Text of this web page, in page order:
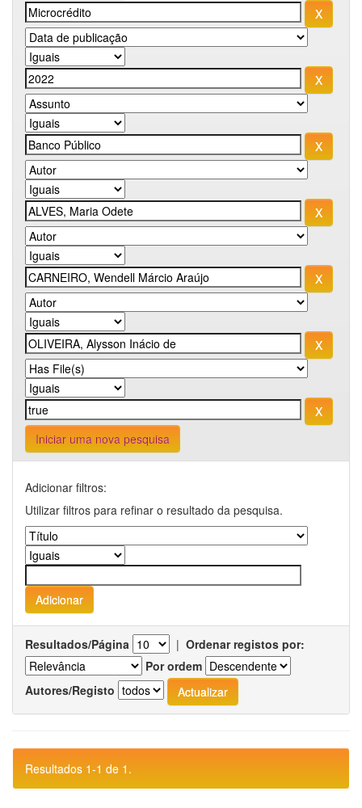
Iniciar uma nova pesquisa
Adicionar filtros:
Utilizar filtros para refinar o resultado da pesquisa.
Resultados/Página | Ordenar registos por:
Por ordem
Autores/Registo
Resultados 1-1 de 1.